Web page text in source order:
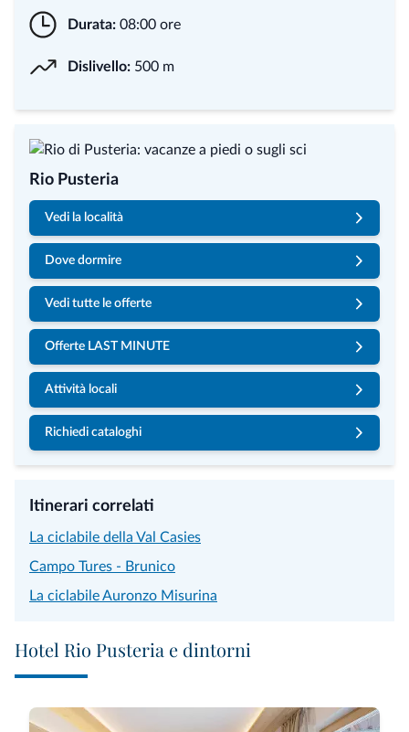
Durata: 08:00 ore
Dislivello: 500 m
Rio Pusteria
Vedi la località
Dove dormire
Vedi tutte le offerte
Offerte LAST MINUTE
Attività locali
Richiedi cataloghi
Itinerari correlati
La ciclabile della Val Casies
Campo Tures - Brunico
La ciclabile Auronzo Misurina
Hotel Rio Pusteria e dintorni